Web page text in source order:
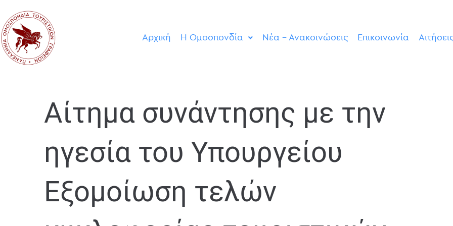
Αρχική Η Ομοσπονδία Νέα – Ανακοινώσεις Επικοινωνία
Αίτημα συνάντησης με την
ηγεσία του Υπουργείου
Εξομοίωση τελών